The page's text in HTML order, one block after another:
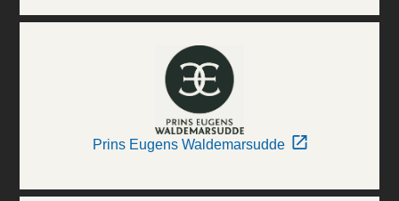
Prins Eugens Waldemarsudde